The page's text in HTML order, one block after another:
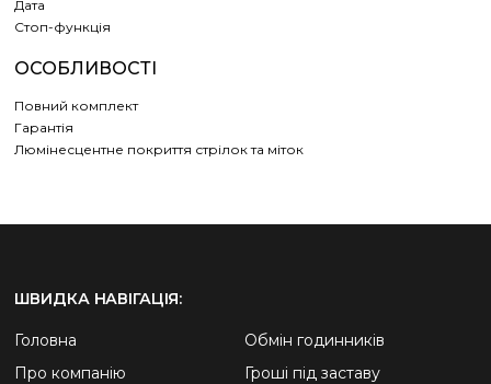
Дата
Cтоп-функція
ОСОБЛИВОСТІ
Повний комплект
Гарантія
Люмінесцентне покриття стрілок та міток
ШВИДКА НАВІГАЦІЯ:
Головна
Про компанію
Обмін годинників
Гроші під заставу